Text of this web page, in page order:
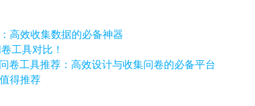
高效收集数据的必备神器
工具对比！
卷工具推荐：高效设计与收集问卷的必备平台
得推荐